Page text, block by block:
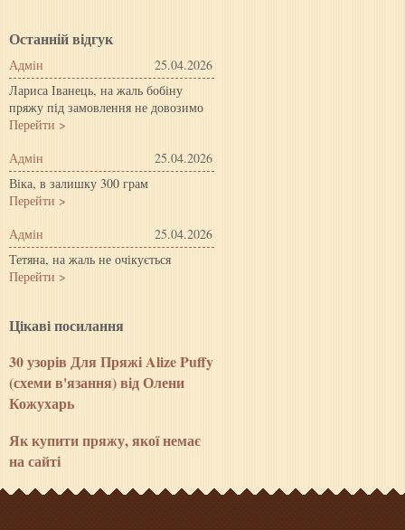
Останній відгук
Адмін
25.04.2026
Лариса Іванець, на жаль бобіну
пряжу під замовлення не довозимо
Перейти >
Адмін
25.04.2026
Віка, в залишку 300 грам
Перейти >
Адмін
25.04.2026
Тетяна, на жаль не очікується
Перейти >
Цiкавi посилання
30 узорів Для Пряжі Alize Puffy
(схеми в'язання) від Олени
Кожухарь
Як купити пряжу, якої немає
на сайті